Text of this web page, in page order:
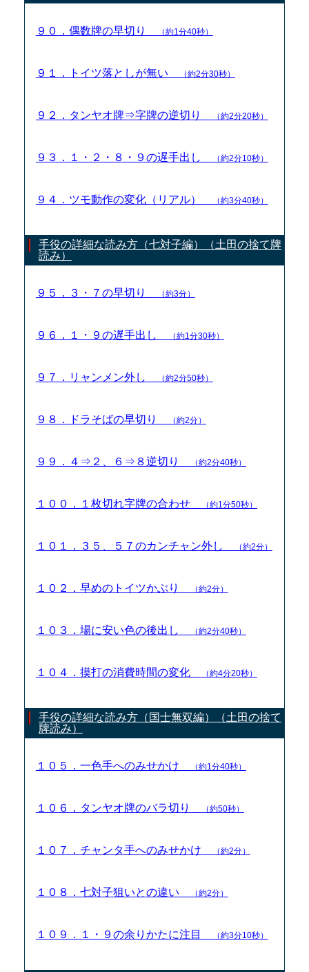
９０．偶数牌の早切り （約1分40秒）
９１．トイツ落としが無い （約2分30秒）
９２．タンヤオ牌⇒字牌の逆切り （約2分20秒）
９３．１・２・８・９の遅手出し （約2分10秒）
９４．ツモ動作の変化（リアル） （約3分40秒）
手役の詳細な読み方（七対子編）（土田の捨て牌
読み）
９５．３・７の早切り （約3分）
９６．１・９の遅手出し （約1分30秒）
９７．リャンメン外し （約2分50秒）
９８．ドラそばの早切り （約2分）
９９．４⇒２、６⇒８逆切り （約2分40秒）
１００．１枚切れ字牌の合わせ （約1分50秒）
１０１．３５、５７のカンチャン外し （約2分）
１０２．早めのトイツかぶり （約2分）
１０３．場に安い色の後出し （約2分40秒）
１０４．摸打の消費時間の変化 （約4分20秒）
手役の詳細な読み方（国士無双編）（土田の捨て
牌読み）
１０５．一色手へのみせかけ （約1分40秒）
１０６．タンヤオ牌のバラ切り （約50秒）
１０７．チャンタ手へのみせかけ （約2分）
１０８．七対子狙いとの違い （約2分）
１０９．１・９の余りかたに注目 （約3分10秒）